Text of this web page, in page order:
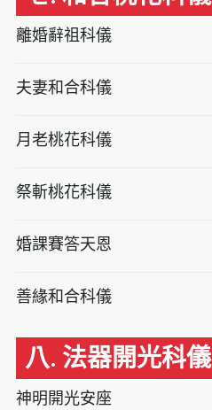
離婚辭祖科儀
夫妻和合科儀
月老桃花科儀
祭斬桃花科儀
婚課賽答天恩
善緣和合科儀
八. 法器開光科儀
神明開光安座